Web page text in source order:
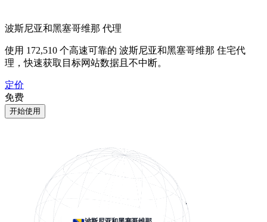
波斯尼亚和黑塞哥维那 代理
使用 172,510 个高速可靠的 波斯尼亚和黑塞哥维那 住宅代
理，快速获取目标网站数据且不中断。
定价
免费
开始使用